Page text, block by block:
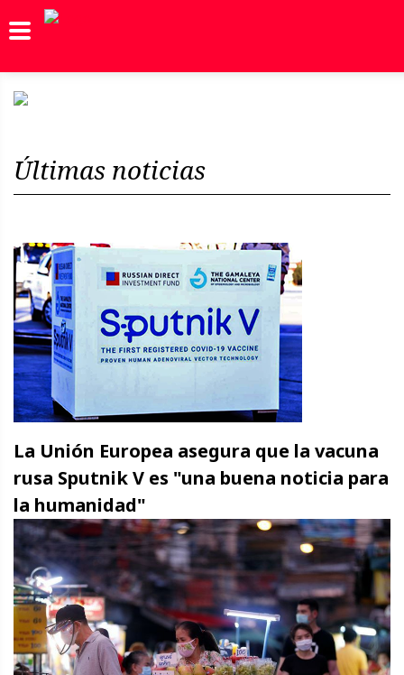
Noticias
Últimas noticias
La Unión Europea asegura que la vacuna
rusa Sputnik V es "una buena noticia para
la humanidad"